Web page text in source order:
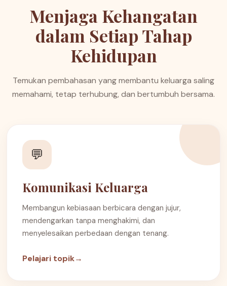
Menjaga Kehangatan
dalam Setiap Tahap
Kehidupan
Temukan pembahasan yang membantu keluarga saling
memahami, tetap terhubung, dan bertumbuh bersama.
💬
Komunikasi Keluarga
Membangun kebiasaan berbicara dengan jujur,
mendengarkan tanpa menghakimi, dan
menyelesaikan perbedaan dengan tenang.
Pelajari topik→